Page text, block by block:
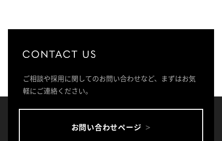
ご相談や採用に関してのお問い合わせなど、まずはお気
軽にご連絡ください。
お問い合わせページ